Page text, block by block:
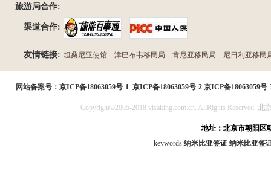
旅游局合作:
渠道合作:
友情链接: 坦桑尼亚使馆 津巴布韦移民局 肯尼亚移民局 尼日利亚移民
网站备案号： 京ICP备18063059号-1 京ICP备18063059号-2 京ICP备18063059号-
Copyright©2005-2018 visaking.com.cn. AllRights Reserved. 北
地址：北京市朝阳区
keywords:纳米比亚签证 纳米比亚签